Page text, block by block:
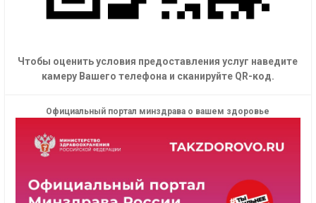
Официальный портал минздрава о вашем здоровье
Чтобы оценить условия предоставления услуг наведите
камеру Вашего телефона и сканируйте QR-код.